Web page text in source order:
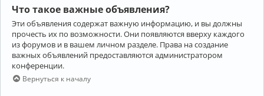
Что такое важные объявления?
Эти объявления содержат важную информацию, и вы должны
прочесть их по возможности. Они появляются вверху каждого
из форумов и в вашем личном разделе. Права на создание
важных объявлений предоставляются администратором
конференции.
Вернуться к началу